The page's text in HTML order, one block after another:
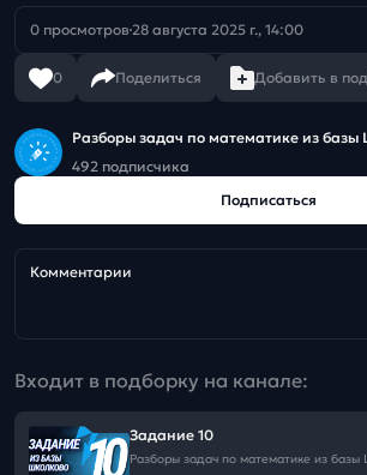
0 просмотров 28 августа 2025 г., 14:00
0 Поделиться Добавить в
Разборы задач по математике из базы
492 подписчика
Подписаться
Комментарии
Входит в подборку на канале:
Задание 10
Разборы задач по математике из